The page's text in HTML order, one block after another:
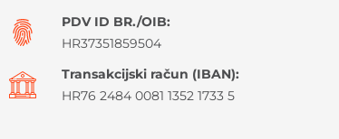
PDV ID BR./OIB:
HR37351859504
Transakcijski račun (IBAN):
HR76 2484 0081 1352 1733 5